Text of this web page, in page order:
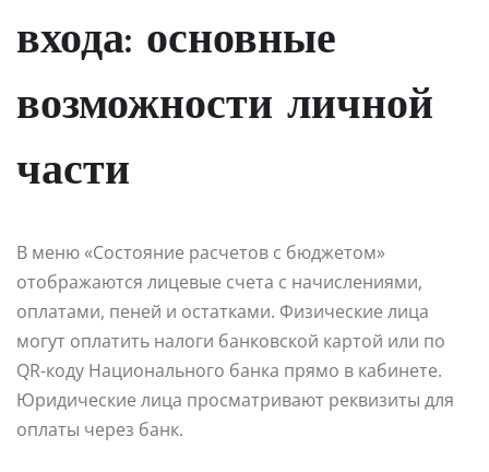
входа: основные
возможности личной
части
В меню «Состояние расчетов с бюджетом»
отображаются лицевые счета с начислениями,
оплатами, пеней и остатками. Физические лица
могут оплатить налоги банковской картой или по
QR-коду Национального банка прямо в кабинете.
Юридические лица просматривают реквизиты для
оплаты через банк.